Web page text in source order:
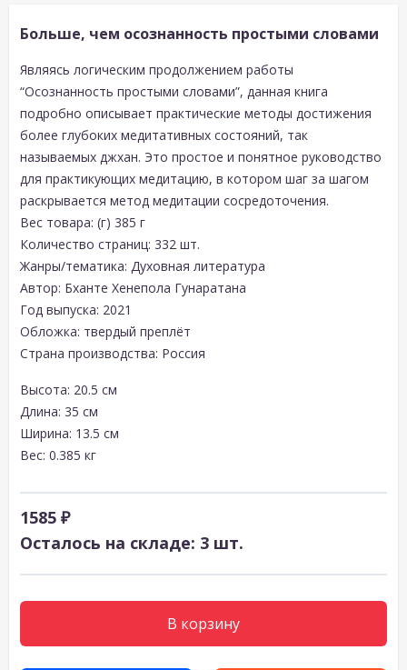
Больше, чем осознанность простыми словами
Являясь логическим продолжением работы
“Осознанность простыми словами”, данная книга
подробно описывает практические методы достижения
более глубоких медитативных состояний, так
называемых джхан. Это простое и понятное руководство
для практикующих медитацию, в котором шаг за шагом
раскрывается метод медитации сосредоточения.
Вес товара: (г) 385 г
Количество страниц: 332 шт.
Жанры/тематика: Духовная литература
Автор: Бханте Хенепола Гунаратана
Год выпуска: 2021
Обложка: твердый преплёт
Страна производства: Россия
Высота: 20.5 см
Длина: 35 см
Ширина: 13.5 см
Вес: 0.385 кг
1585 ₽
Осталось на складе: 3 шт.
В корзину